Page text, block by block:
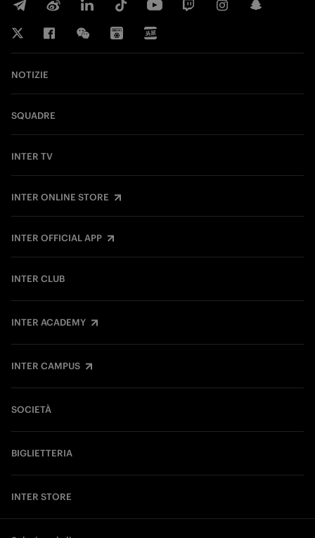
NOTIZIE
SQUADRE
INTER TV
INTER ONLINE STORE
INTER OFFICIAL APP
INTER CLUB
INTER ACADEMY
INTER CAMPUS
SOCIETÀ
BIGLIETTERIA
INTER STORE